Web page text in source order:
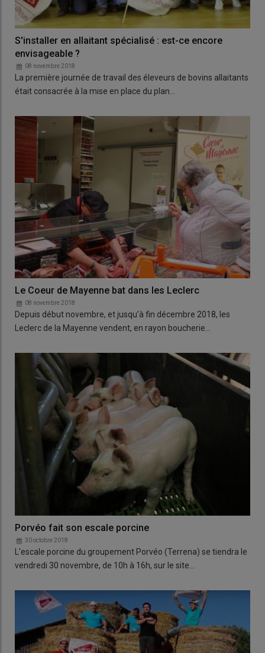
S'installer en allaitant spécialisé : est-ce encore
envisageable ?
08 novembre 2018
La première journée de travail des éleveurs de bovins allaitants
était consacrée à la mise en place du plan…
Le Coeur de Mayenne bat dans les Leclerc
08 novembre 2018
Depuis début novembre, et jusqu’à fin décembre 2018, les
Leclerc de la Mayenne vendent, en rayon boucherie…
Porvéo fait son escale porcine
30 octobre 2018
L'escale porcine du groupement Porvéo (Terrena) se tiendra le
vendredi 30 novembre, de 10h à 16h, sur le site…